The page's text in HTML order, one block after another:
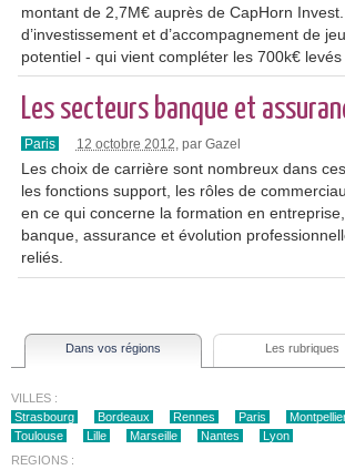
montant de 2,7M€ auprès de CapHorn
d’investissement et d’accompagnement de
potentiel - qui vient compléter les 700k€
Les secteurs banque et
Paris 12 octobre 2012 , par Gazel
Les choix de carrière sont nombreux dans
les fonctions support, les rôles de
en ce qui concerne la formation en
banque, assurance et évolution
reliés.
Dans vos régions Les rubriques
VILLES :
Strasbourg
Bordeaux Rennes Paris
Toulouse
Lille Marseille Nantes
Lyon
REGIONS :